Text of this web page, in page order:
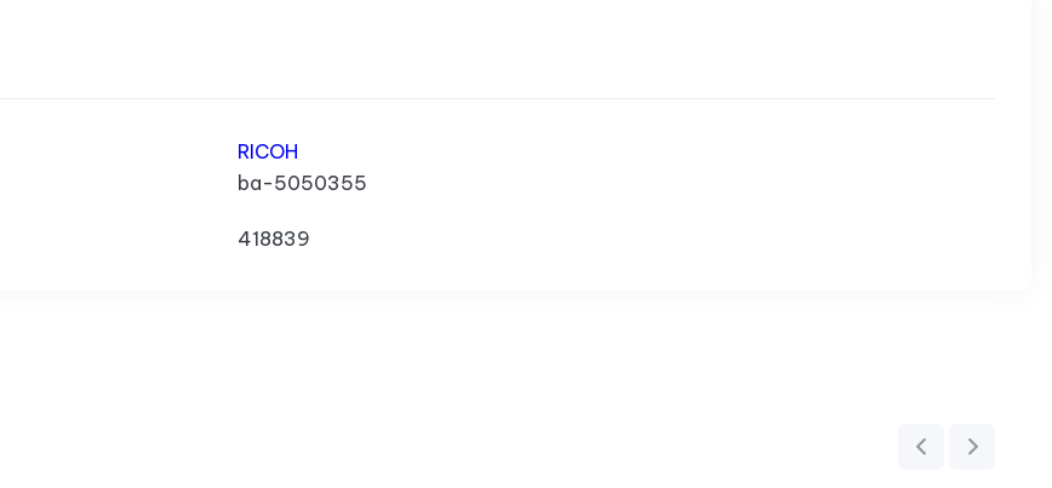
RICOH
ba-5050355
418839